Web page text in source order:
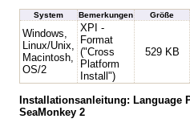
System Bemerkungen Größe
Windows,
Linux/Unix,
Macintosh,
OS/2
XPI -
Format
("Cross
Platform
Install")
529 KB
Installationsanleitung: Language
SeaMonkey 2